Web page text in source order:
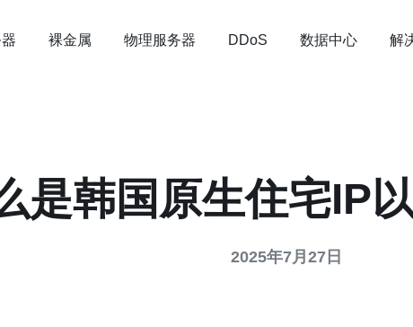
裸金属 物理服务器 DDoS 数据中心 解
是韩国原生住宅IP
2025年7月27日